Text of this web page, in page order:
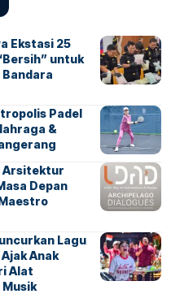
Ekstasi 25
untuk
Bandara
Padel
&
Arsitektur
Depan
Lagu
Ajak Anak
Alat